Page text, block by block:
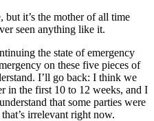
but it’s the mother of all time
seen anything like it.
the state of emergency
on these five pieces of
I’ll go back: I think we
in the first 10 to 12 weeks, and I
that some parties were
irrelevant right now.